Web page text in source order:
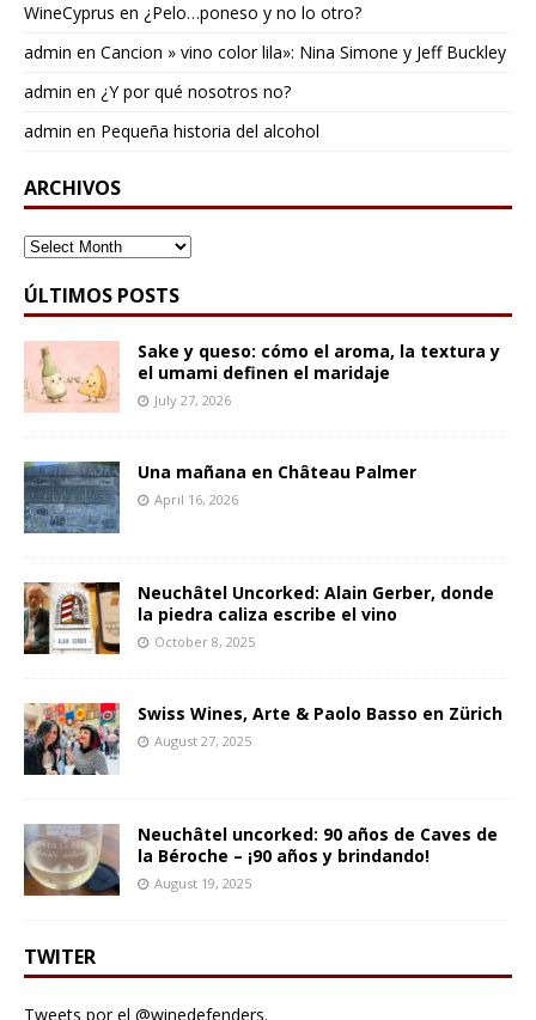
WineCyprus en ¿Pelo…poneso y no lo otro?
admin en Cancion » vino color lila»: Nina Simone y Jeff Buckley
admin en ¿Y por qué nosotros no?
admin en Pequeña historia del alcohol
ARCHIVOS
ARCHIVOS
ÚLTIMOS POSTS
Sake y queso: cómo el aroma, la textura y
el umami definen el maridaje
July 27, 2026
Una mañana en Château Palmer
April 16, 2026
Neuchâtel Uncorked: Alain Gerber, donde
la piedra caliza escribe el vino
October 8, 2025
Swiss Wines, Arte & Paolo Basso en Zürich
August 27, 2025
Neuchâtel uncorked: 90 años de Caves de
la Béroche – ¡90 años y brindando!
August 19, 2025
TWITER
Tweets por el @winedefenders.